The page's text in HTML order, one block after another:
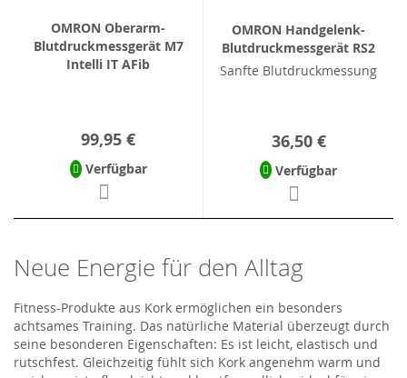
OMRON Oberarm-
Blutdruckmessgerät M7
Intelli IT AFib
99,95 €
Verfügbar
OMRON Handgelenk-
Blutdruckmessgerät RS2
Sanfte Blutdruckmessung
36,50 €
Verfügbar
Neue Energie für den Alltag
Fitness-Produkte aus Kork ermöglichen ein besonders
achtsames Training. Das natürliche Material überzeugt durch
seine besonderen Eigenschaften: Es ist leicht, elastisch und
rutschfest. Gleichzeitig fühlt sich Kork angenehm warm und